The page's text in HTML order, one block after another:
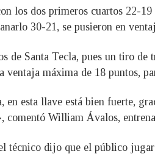
los dos primeros cuartos 22-
30-21, se pusieron en
de Santa Tecla, pues un tiro
ventaja máxima de 18 puntos,
en esta llave está bien fuerte,
comentó William Ávalos,
técnico dijo que el público